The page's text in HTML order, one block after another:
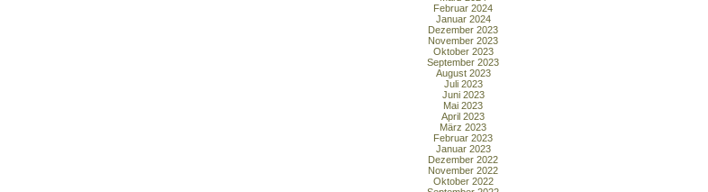
Februar 2024
Januar 2024
Dezember 2023
November 2023
Oktober 2023
September 2023
August 2023
Juli 2023
Juni 2023
Mai 2023
April 2023
März 2023
Februar 2023
Januar 2023
Dezember 2022
November 2022
Oktober 2022